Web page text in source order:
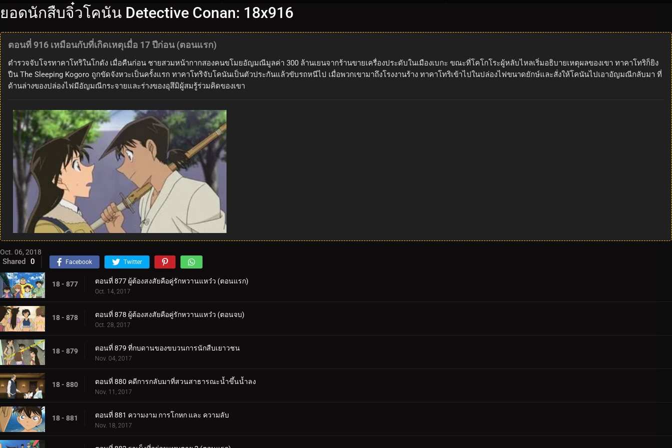
ยอดนักสืบจิ๋วโคนัน Detective Conan: 18x916
ตอนที่ 916 เหมือนกับที่เกิดเหตุเมื่อ 17 ปีก่อน (ตอนแรก)
ตำรวจจับโจรทาคาโทริในโกดัง เมื่อคืนก่อน ชายสวมหน้ากากสองคนขโมยอัญมณีมูลค่า 300 ล้านเยนจากร้านขายเครื่องประดับในเมืองเบกะ ขณะที่โคโกโระผู้หลับไหลเริ่มอธิบายเหตุผลของเขา ทาคาโทริก็ยิง
ปืน The Sleeping Kogoro ถูกขัดจังหวะเป็นครั้งแรก ทาคาโทริจับโคนันเป็นตัวประกันแล้วขับรถหนีไป เมื่อพวกเขามาถึงโรงงานร้าง ทาคาโทริเข้าไปในปล่องไฟขนาดยักษ์และสั่งให้โคนันไปเอาอัญมณีกลับมา ที่
ด้านล่างของปล่องไฟมีอัญมณีกระจายและร่างของอุสึมิผู้สมรู้ร่วมคิดของเขา
Oct. 06, 2018
Shared 0 Facebook Twitter
18 - 877 ตอนที่ 877 ผู้ต้องสงสัยคือคู่รักหวานแหว๋ว (ตอนแรก)
Oct. 14, 2017
18 - 878 ตอนที่ 878 ผู้ต้องสงสัยคือคู่รักหวานแหว๋ว (ตอนจบ)
Oct. 28, 2017
18 - 879 ตอนที่ 879 ที่กบดานของขบวนการนักสืบเยาวชน
Nov. 04, 2017
18 - 880 ตอนที่ 880 คดีการกลับมาที่สวนสาธารณะน้ำขึ้นน้ำลง
Nov. 11, 2017
18 - 881 ตอนที่ 881 ความงาม การโกหก และ ความลับ
Nov. 18, 2017